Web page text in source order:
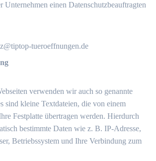
Unternehmen einen Datenschutzbeauftragten
tueroeffnungen.de
verwenden wir auch so genannte
sind kleine Textdateien, die von einem
Festplatte übertragen werden. Hierdurch
bestimmte Daten wie z. B. IP-Adresse,
Betriebssystem und Ihre Verbindung zum